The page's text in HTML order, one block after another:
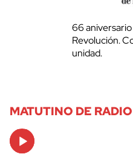
66
Revolución.
unidad.
MATUTINO DE
Audio
Player